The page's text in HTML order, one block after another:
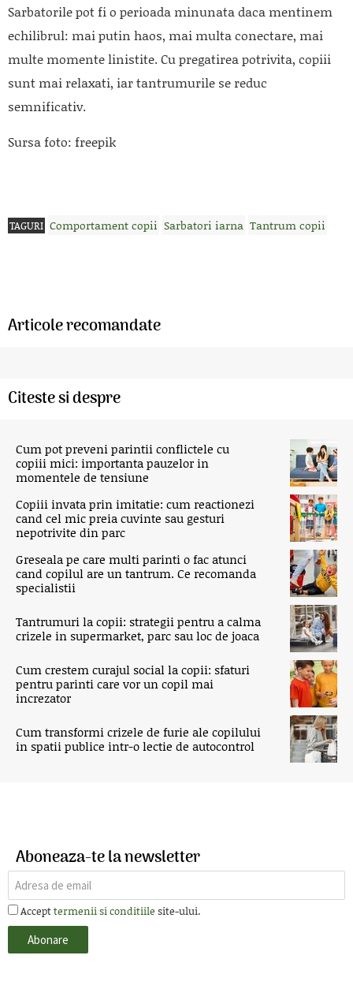
Sarbatorile pot fi o perioada minunata daca mentinem
echilibrul: mai putin haos, mai multa conectare, mai
multe momente linistite. Cu pregatirea potrivita, copiii
sunt mai relaxati, iar tantrumurile se reduc
semnificativ.
Sursa foto: freepik
TAGURI Comportament copii Sarbatori iarna Tantrum copii
Articole recomandate
Citeste si despre
Cum pot preveni parintii conflictele cu
copiii mici: importanta pauzelor in
momentele de tensiune
Copiii invata prin imitatie: cum reactionezi
cand cel mic preia cuvinte sau gesturi
nepotrivite din parc
Greseala pe care multi parinti o fac atunci
cand copilul are un tantrum. Ce recomanda
specialistii
Tantrumuri la copii: strategii pentru a calma
crizele in supermarket, parc sau loc de joaca
Cum crestem curajul social la copii: sfaturi
pentru parinti care vor un copil mai
increzator
Cum transformi crizele de furie ale copilului
in spatii publice intr-o lectie de autocontrol
Aboneaza-te la newsletter
Accepttermenii si conditiile site-ului.